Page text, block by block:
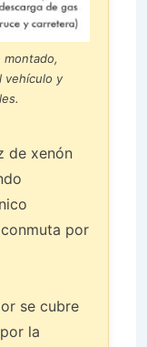
vehículo y
de xenón
por
se cubre
la